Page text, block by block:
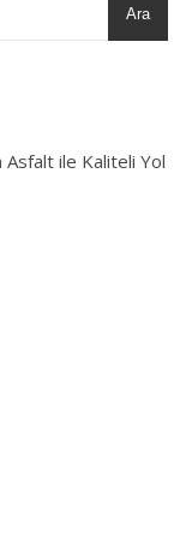
Ara
Asfalt ile Kaliteli Yol